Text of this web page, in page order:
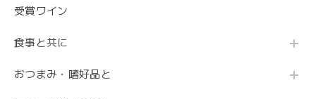
受賞ワイン
食事と共に
おつまみ・嗜好品と